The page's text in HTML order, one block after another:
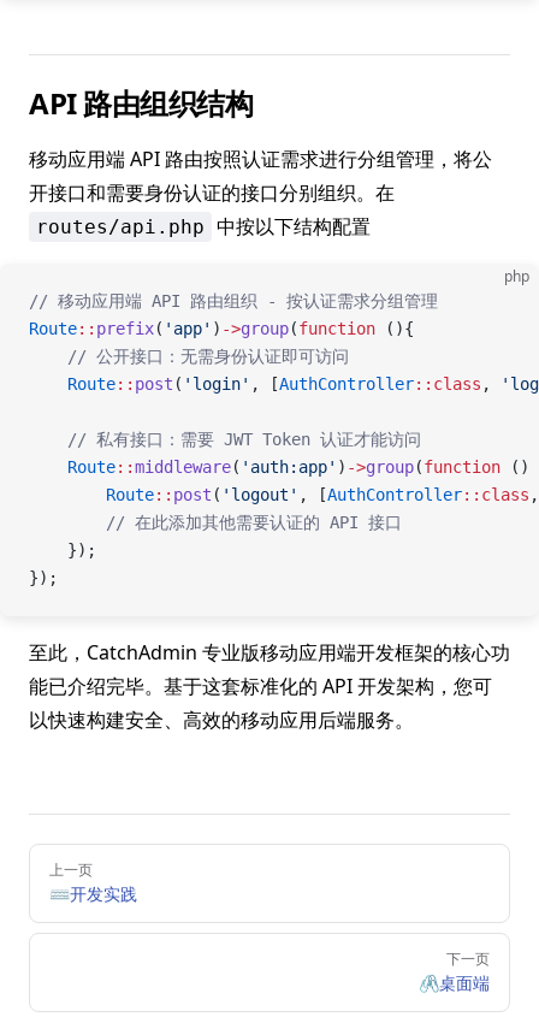
API 路由组织结构
移动应用端 API 路由按照认证需求进行分组管理，将公
开接口和需要身份认证的接口分别组织。在
routes/api.php 中按以下结构配置
php
// 移动应用端 API 路由组织 - 按认证需求分组管理
Route:: prefix( 'app' ) ->group(function (){
    // 公开接口：无需身份认证即可访问
    Route
:: post ( 'login' , [AuthController::class ,
    // 私有接口：需要 JWT Token 认证才能访问
    Route
::middleware( 'auth:app' ) ->group(function ()
        Route
:: post ( 'logout' , [AuthController::class
        // 在此添加其他需要认证的 API 接口
    });
});
至此，CatchAdmin 专业版移动应用端开发框架的核心功
能已介绍完毕。基于这套标准化的 API 开发架构，您可
以快速构建安全、高效的移动应用后端服务。
Pager
上一页
⌨️开发实践
下一页
🖇️桌面端